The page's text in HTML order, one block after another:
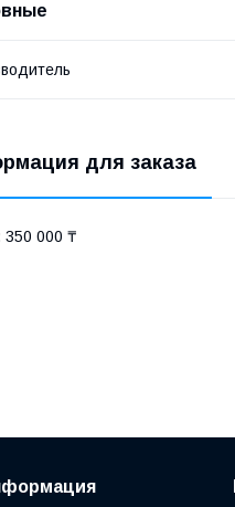
для заказа
350 000 ₸